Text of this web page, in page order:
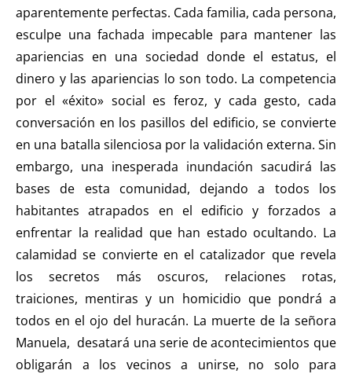
aparentemente perfectas. Cada familia, cada persona,
esculpe una fachada impecable para mantener las
apariencias en una sociedad donde el estatus, el
dinero y las apariencias lo son todo. La competencia
por el «éxito» social es feroz, y cada gesto, cada
conversación en los pasillos del edificio, se convierte
en una batalla silenciosa por la validación externa. Sin
embargo, una inesperada inundación sacudirá las
bases de esta comunidad, dejando a todos los
habitantes atrapados en el edificio y forzados a
enfrentar la realidad que han estado ocultando. La
calamidad se convierte en el catalizador que revela
los secretos más oscuros, relaciones rotas,
traiciones, mentiras y un homicidio que pondrá a
todos en el ojo del huracán. La muerte de la señora
Manuela, desatará una serie de acontecimientos que
obligarán a los vecinos a unirse, no solo para